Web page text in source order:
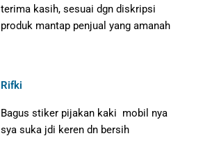
terima kasih, sesuai dgn diskripsi
produk mantap penjual yang amanah
Rifki
Bagus stiker pijakan kaki mobil nya
sya suka jdi keren dn bersih